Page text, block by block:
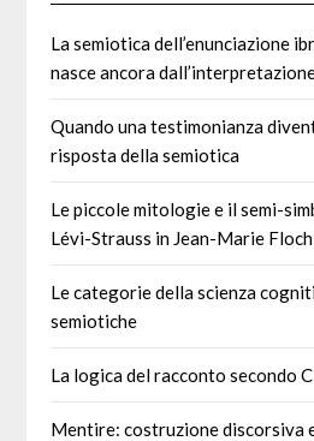
La semiotica dell’enunciazione
nasce ancora
Quando una testimonianza
risposta della semiotica
Le piccole mitologie e il semi-
Lévi-Strauss in Jean-Marie Floch
Le categorie della scienza
semiotiche
La logica del racconto secondo
Mentire: costruzione discorsiva